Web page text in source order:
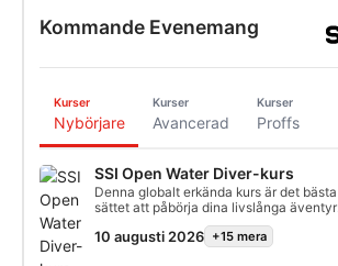
Kommande Evenemang
Kurser
Nybörjare
Kurser
Avancerad
Kurser
Proffs
SSI Open Water Diver-kurs
Denna globalt erkända kurs är det bästa
sättet att påbörja dina livslånga äventyr
som certifierad Scuba Diver. Personlig
utbildning kombineras med övningar i
10 augusti 2026 +15 mera